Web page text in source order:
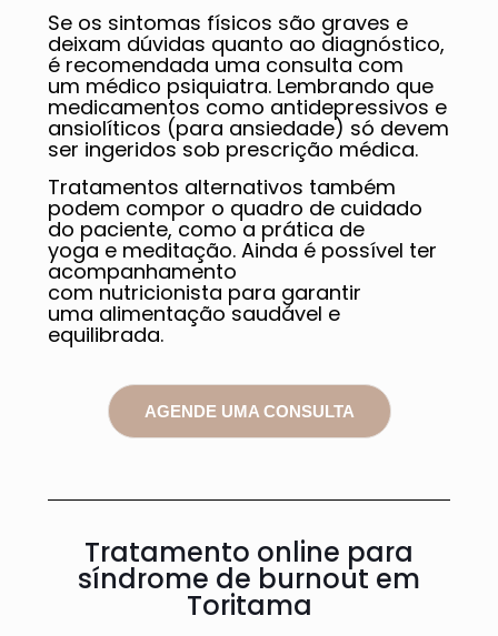
Se os sintomas físicos são graves e
deixam dúvidas quanto ao diagnóstico,
é recomendada uma consulta com
um médico psiquiatra. Lembrando que
medicamentos como antidepressivos e
ansiolíticos (para ansiedade) só devem
ser ingeridos sob prescrição médica.
Tratamentos alternativos também
podem compor o quadro de cuidado
do paciente, como a prática de
yoga e meditação. Ainda é possível ter
acompanhamento
com nutricionista para garantir
uma alimentação saudável e
equilibrada.
AGENDE UMA CONSULTA
Tratamento online para
síndrome de burnout em
Toritama